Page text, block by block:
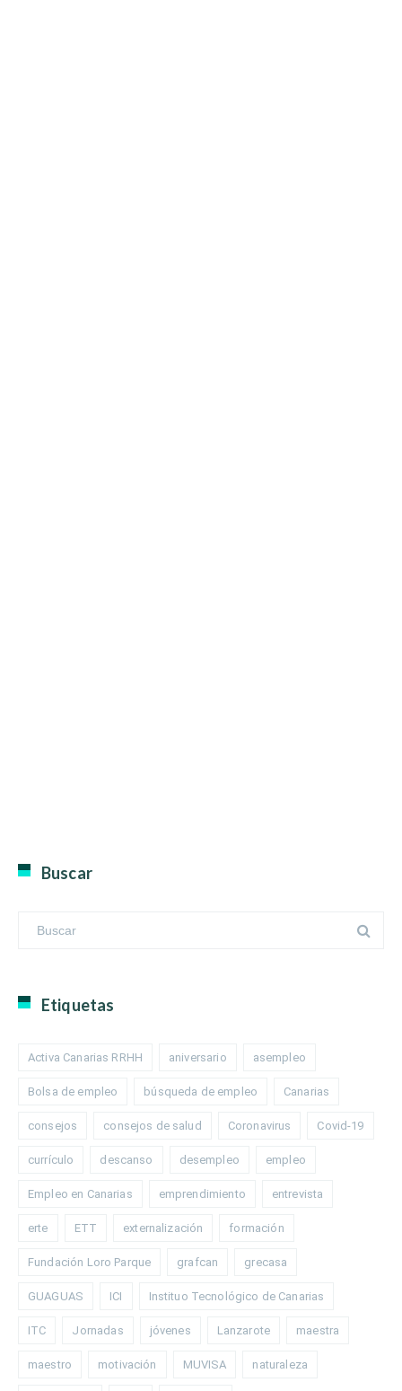
Buscar
Etiquetas
Activa Canarias RRHH aniversario asempleo
Bolsa de empleo búsqueda de empleo Canarias
consejos consejos de salud Coronavirus Covid-19
currículo descanso desempleo empleo
Empleo en Canarias emprendimiento entrevista
erte ETT externalización formación
Fundación Loro Parque grafcan grecasa
GUAGUAS ICI Instituo Tecnológico de Canarias
ITC Jornadas jóvenes Lanzarote maestra
maestro motivación MUVISA naturaleza